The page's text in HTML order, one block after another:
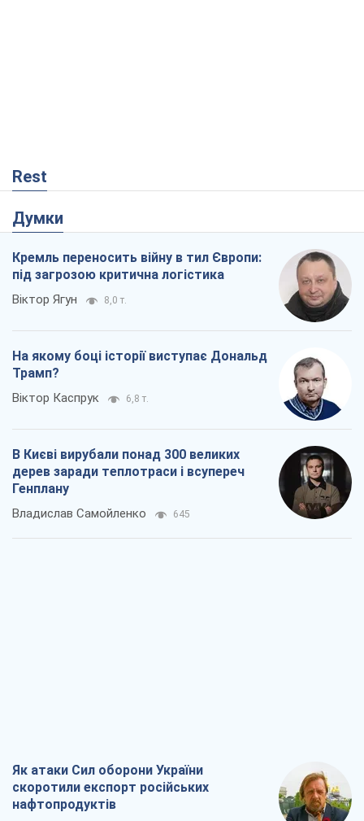
Rest
Думки
Кремль переносить війну в тил Європи:
під загрозою критична логістика
Віктор Ягун 8,0 т.
На якому боці історії виступає Дональд
Трамп?
Віктор Каспрук 6,8 т.
В Києві вирубали понад 300 великих
дерев заради теплотраси і всупереч
Генплану
Владислав Самойленко 645
Як атаки Сил оборони України
скоротили експорт російських
нафтопродуктів